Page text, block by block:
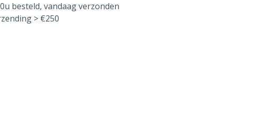
besteld, vandaag verzonden
> €250